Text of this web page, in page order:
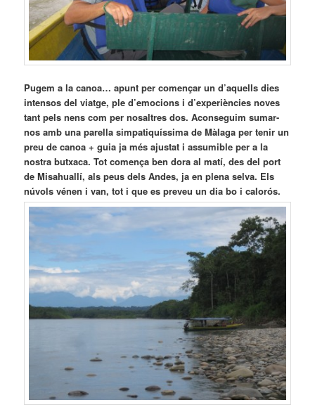
Pugem a la canoa… apunt per començar un d’aquells dies
intensos del viatge, ple d’emocions i d’experiències noves
tant pels nens com per nosaltres dos. Aconseguim sumar-
nos amb una parella simpatiquíssima de Màlaga per tenir un
preu de canoa + guia ja més ajustat i assumible per a la
nostra butxaca. Tot comença ben dora al matí, des del port
de Misahuallí, als peus dels Andes, ja en plena selva. Els
núvols vénen i van, tot i que es preveu un dia bo i calorós.